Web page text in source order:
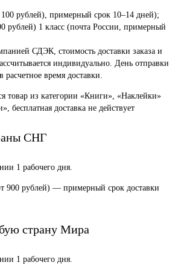
рублей), примерный срок 10–14 дней);
рублей) 1 класс (почта России, примерный
СДЭК, стоимость доставки заказа и
индивидуально. День отправки
расчетное время доставки.
товар из категории «Книги», «Наклейки»
бесплатная доставка не действует
СНГ
1 рабочего дня.
900 рублей) — примерный срок доставки
страну Мира
1 рабочего дня.